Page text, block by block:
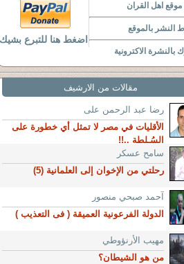
اهل القران
النشر بالموقع
بالنشرة الاكترونية
اضغط هنا للتبرع بشيك
مقالات من الارشيف
رضا عبد الرحمن على
الأقليات في مصر لا تمثل أي خطورة على
السُـلطة ..!!
سامح عسكر
رحلتي من الإخوان إلى العلمانية (5)
آحمد صبحي منصور
الدولة الفرعونية العميقة ( فى التعذيب )
مهيب الأرنؤوطي
من هو الشيطان؟